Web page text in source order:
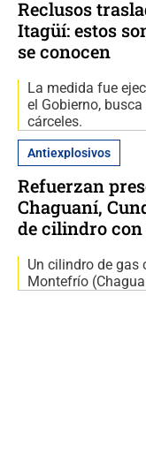
Reclusos
Itagüí: estos
se conocen
La medida fue
el Gobierno,
cárceles.
Antiexplosivos
Refuerzan
Chaguaní,
de cilindro
Un cilindro de gas
Montefrío